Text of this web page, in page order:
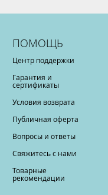
ПОМОЩЬ
Центр поддержки
Гарантия и
сертификаты
Условия возврата
Публичная оферта
Вопросы и ответы
Свяжитесь с нами
Товарные
рекомендации